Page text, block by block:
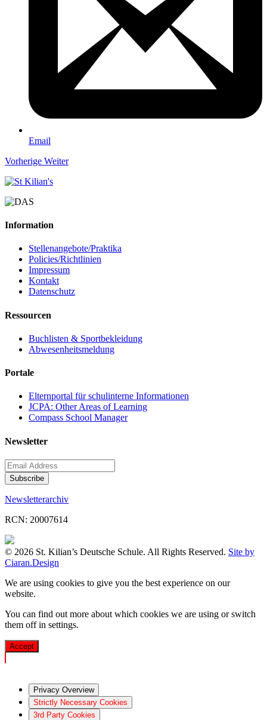
Email
Vorherige Weiter
Information
Stellenangebote/Praktika
Policies/Richtlinien
Impressum
Kontakt
Datenschutz
Ressourcen
Buchlisten & Sportbekleidung
Abwesenheitsmeldung
Portale
Elternportal für schulinterne Informationen
JCPA: Other Areas of Learning
Compass School Manager
Newsletter
Newsletterarchiv
RCN: 20007614
© 2026 St. Kilian’s Deutsche Schule. All Rights Reserved. Site by
Ciaran.Design
We are using cookies to give you the best experience on our
website.
You can find out more about which cookies we are using or switch
them off in settings.
Accept
Privacy Overview
Strictly Necessary Cookies
3rd Party Cookies